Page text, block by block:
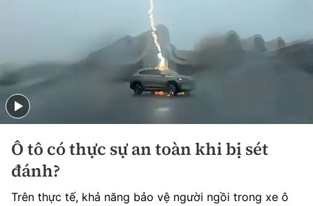
Ô tô có thực sự an toàn khi bị sét
đánh?
Trên thực tế, khả năng bảo vệ người ngồi trong xe ô